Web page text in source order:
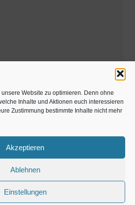
Website zu optimieren. Denn ohne
Inhalte und Aktionen euch interessieren
Zustimmung bestimmte Inhalte nicht mehr
Akzeptieren
Ablehnen
Einstellungen
– ESTA
-